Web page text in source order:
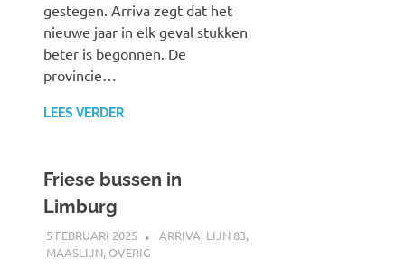
gestegen. Arriva zegt dat het
nieuwe jaar in elk geval stukken
beter is begonnen. De
provincie…
LEES VERDER
Friese bussen in
Limburg
5 FEBRUARI 2025 SPOORZOEKER
ARRIVA, LIJN 83,
MAASLIJN, OVERIG